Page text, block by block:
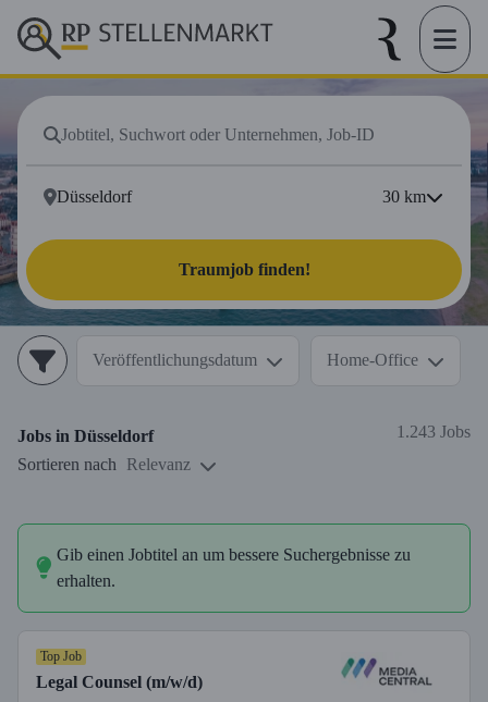
30 km
Traumjob finden!
Veröffentlichungsdatum Home-Office
Jobs in Düsseldorf
1.243 Jobs
Sortieren nach
Relevanz
Gib einen Jobtitel an um bessere Suchergebnisse zu
erhalten.
Top Job
Legal Counsel (m/w/d)